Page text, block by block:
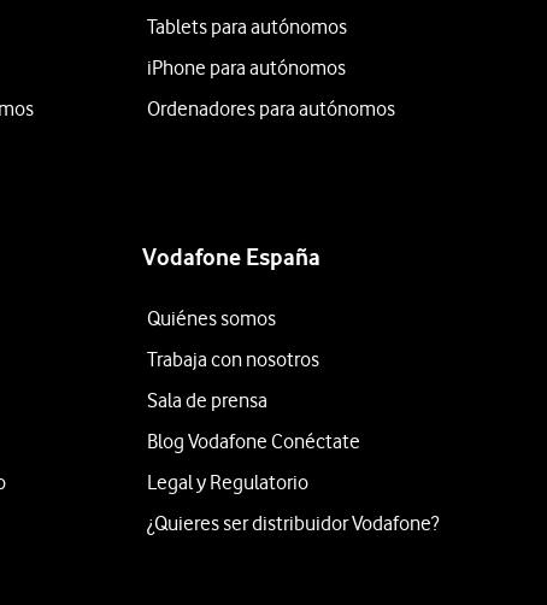
Tablets para autónomos
iPhone para autónomos
Ordenadores para autónomos
Vodafone España
Quiénes somos
Trabaja con nosotros
Sala de prensa
Blog Vodafone Conéctate
Legal y Regulatorio
¿Quieres ser distribuidor Vodafone?